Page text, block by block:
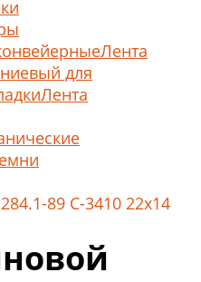
Лента
для
Лента
89 С-3410 22х14